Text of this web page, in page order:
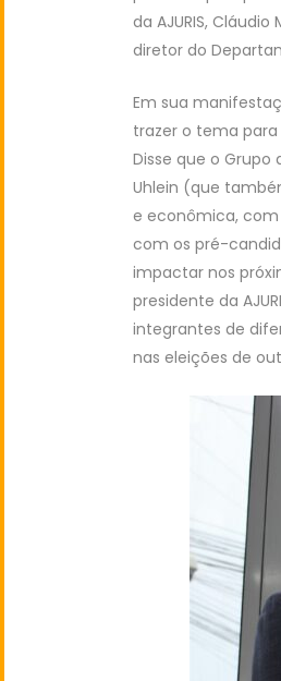
da AJURIS,
diretor do
Em sua
trazer o tema para
Disse que o
Uhlein (que
e econômica, com
com os pré-
impactar nos
presidente da
integrantes de
nas eleições de